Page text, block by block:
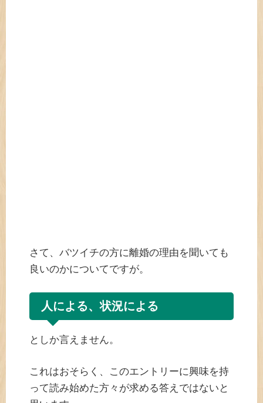
さて、バツイチの方に離婚の理由を聞いても
良いのかについてですが。
人による、状況による
としか言えません。
これはおそらく、このエントリーに興味を持
って読み始めた方々が求める答えではないと